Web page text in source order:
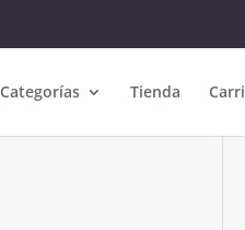
Categorías Tienda